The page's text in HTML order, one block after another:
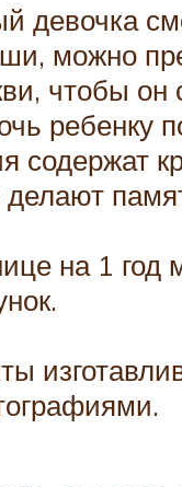
девочка
можно
чтобы
ребенку
на 1